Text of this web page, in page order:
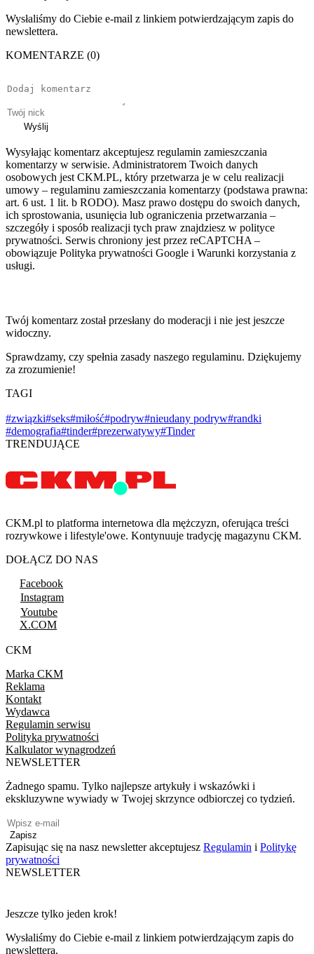
Wysłaliśmy do Ciebie e-mail z linkiem potwierdzającym zapis do
newslettera.
KOMENTARZE (0)
Wyślij
Wysyłając komentarz akceptujesz regulamin zamieszczania
komentarzy w serwisie. Administratorem Twoich danych
osobowych jest CKM.PL, który przetwarza je w celu realizacji
umowy – regulaminu zamieszczania komentarzy (podstawa prawna:
art. 6 ust. 1 lit. b RODO). Masz prawo dostępu do swoich danych,
ich sprostowania, usunięcia lub ograniczenia przetwarzania –
szczegóły i sposób realizacji tych praw znajdziesz w polityce
prywatności. Serwis chroniony jest przez reCAPTCHA –
obowiązuje Polityka prywatności Google i Warunki korzystania z
usługi.
Twój komentarz został przesłany do moderacji i nie jest jeszcze
widoczny.
Sprawdzamy, czy spełnia zasady naszego regulaminu. Dziękujemy
za zrozumienie!
TAGI
#związki#seks#miłość#podryw#nieudany podryw#randki
#demografia#tinder#prezerwatywy#Tinder
TRENDUJĄCE
CKM.pl to platforma internetowa dla mężczyzn, oferująca treści
rozrywkowe i lifestyle'owe. Kontynuuje tradycję magazynu CKM.
DOŁĄCZ DO NAS
Facebook
Instagram
Youtube
X.COM
CKM
Marka CKM
Reklama
Kontakt
Wydawca
Regulamin serwisu
Polityka prywatności
Kalkulator wynagrodzeń
NEWSLETTER
Żadnego spamu. Tylko najlepsze artykuły i wskazówki i
ekskluzywne wywiady w Twojej skrzynce odbiorczej co tydzień.
Zapisz
Zapisując się na nasz newsletter akceptujesz Regulamin i Politykę
prywatności
NEWSLETTER
Jeszcze tylko jeden krok!
Wysłaliśmy do Ciebie e-mail z linkiem potwierdzającym zapis do
newslettera.